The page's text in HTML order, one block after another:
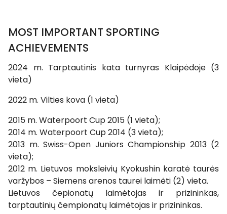
MOST IMPORTANT SPORTING
ACHIEVEMENTS
2024 m. Tarptautinis kata turnyras Klaipėdoje (3
vieta)
2022 m. Vilties kova (1 vieta)
2015 m. Waterpoort Cup 2015 (1 vieta);
2014 m. Waterpoort Cup 2014 (3 vieta);
2013 m. Swiss-Open Juniors Championship 2013 (2
vieta);
2012 m. Lietuvos moksleivių Kyokushin karatė taurės
varžybos – Siemens arenos taurei laimėti (2) vieta.
Lietuvos čepionatų laimėtojas ir prizininkas,
tarptautinių čempionatų laimėtojas ir prizininkas.